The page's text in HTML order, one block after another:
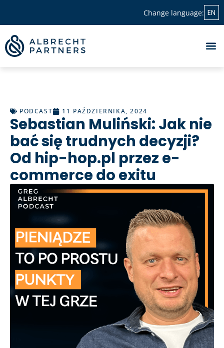
Change language: EN
PODCAST 11 PAŹDZIERNIKA, 2024
Sebastian Muliński: Jak nie
bać się trudnych decyzji?
Od hip-hop.pl przez e-
commerce do exitu